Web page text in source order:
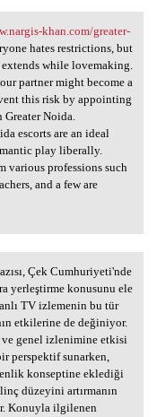
www
khan.com/greater-
hates restrictions, but
while lovemaking.
partner might become a
this risk by appointing
Noida.
escorts are an ideal
play liberally.
various professions such
and a few are
Çek Cumhuriyeti'nde
yerleştirme konusunu ele
TV izlemenin bu tür
etkilerine de değiniyor.
genel izlenimine etkisi
perspektif sunarken,
konseptine eklediği
düzeyini artırmanın
Konuyla ilgilenen